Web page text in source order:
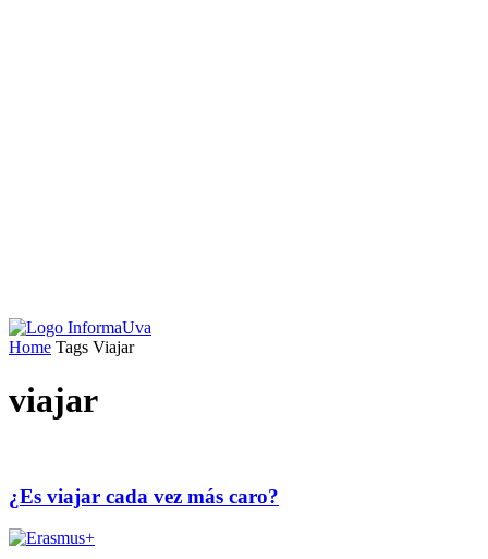
Home Tags Viajar
viajar
¿Es viajar cada vez más caro?